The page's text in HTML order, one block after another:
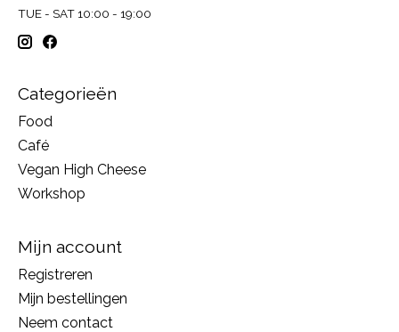
TUE - SAT 10:00 - 19:00
Categorieën
Food
Café
Vegan High Cheese
Workshop
Mijn account
Registreren
Mijn bestellingen
Neem contact